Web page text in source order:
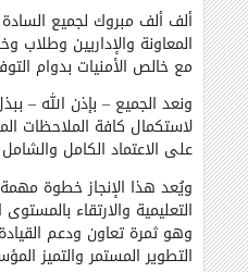
ألف ألف مبروك لجميع
المعاونة والإداريين وطلاب
مع خالص الأمنيات بدوام
ونعد الجميع – بإذن الله –
لاستكمال كافة الملاحظات
على الاعتماد الكامل
ويُعد هذا الإنجاز خطوة
التعليمية والارتقاء
وهو ثمرة تعاون ودعم
التطوير المستمر والتميز